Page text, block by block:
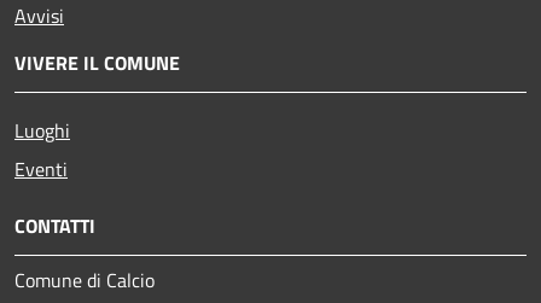
Avvisi
VIVERE IL COMUNE
Luoghi
Eventi
CONTATTI
Comune di Calcio